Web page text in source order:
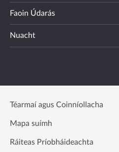
Faoin Údarás
Nuacht
Téarmaí agus Coinníollacha
Mapa suímh
Ráiteas Príobháideachta